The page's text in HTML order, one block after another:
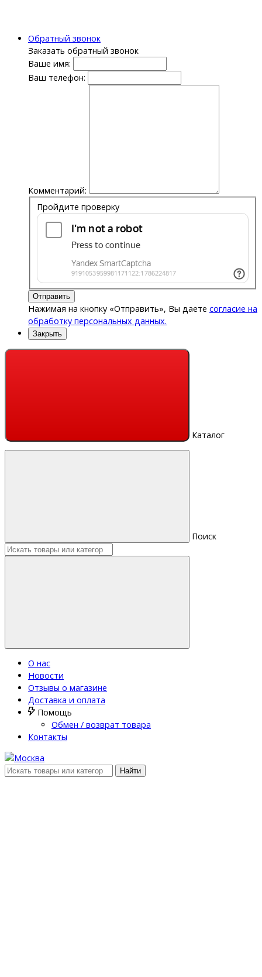
Обратный звонок
Заказать обратный звонок
Ваше имя:
Ваш телефон:
Комментарий:
Пройдите проверку
Отправить
Нажимая на кнопку «Отправить», Вы даете согласие на
обработку персональных данных.
Закрыть
Каталог
Поиск
О нас
Новости
Отзывы о магазине
Доставка и оплата
Помощь
Обмен / возврат товара
Контакты
Найти